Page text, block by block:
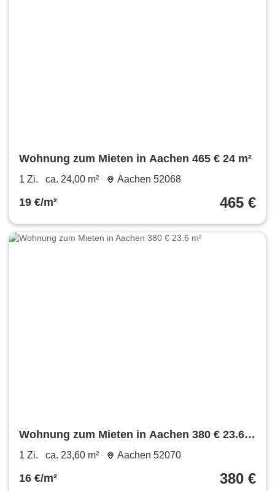
Wohnung zum Mieten in Aachen 465 € 24 m²
1 Zi. ca. 24,00 m² Aachen 52068
19 €/m² 465 €
Wohnung zum Mieten in Aachen 380 € 23.6
m²
1 Zi. ca. 23,60 m² Aachen 52070
16 €/m² 380 €